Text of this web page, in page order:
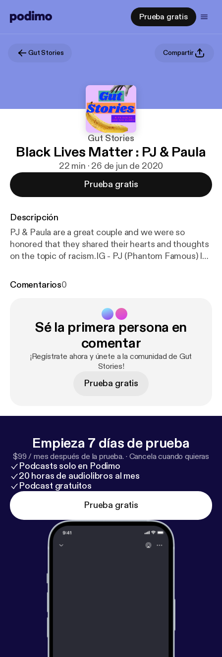
Prueba gratis
Gut Stories Compartir
Gut Stories
Black Lives Matter : PJ & Paula
22 min · 26 de jun de 2020
Prueba gratis
Descripción
PJ & Paula are a great couple and we were so
honored that they shared their hearts and thoughts
on the topic of racism.IG - PJ (Phantom Famous) IG
available on any podcast platform.For Better Or...
Comentarios0
Sé la primera persona en
comentar
¡Regístrate ahora y únete a la comunidad de Gut
Stories!
Prueba gratis
Empieza 7 días de prueba
$99 / mes después de la prueba. · Cancela cuando quieras
Podcasts solo en Podimo
20 horas de audiolibros al mes
Podcast gratuitos
Prueba gratis